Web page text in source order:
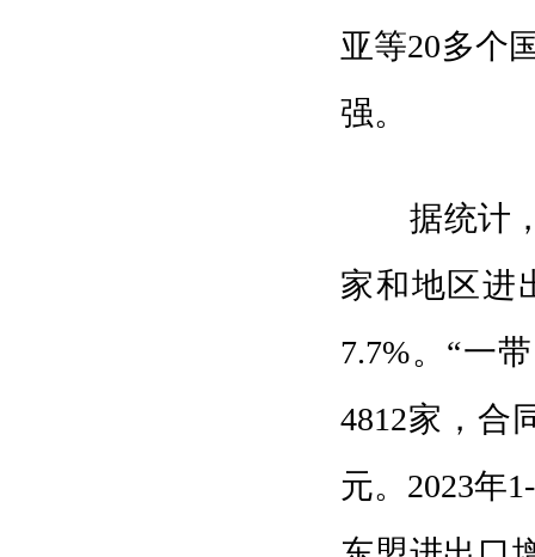
亚等20多个
强。
据统计，
家和地区进
7.7%。“一
4812家，合
元。2023年